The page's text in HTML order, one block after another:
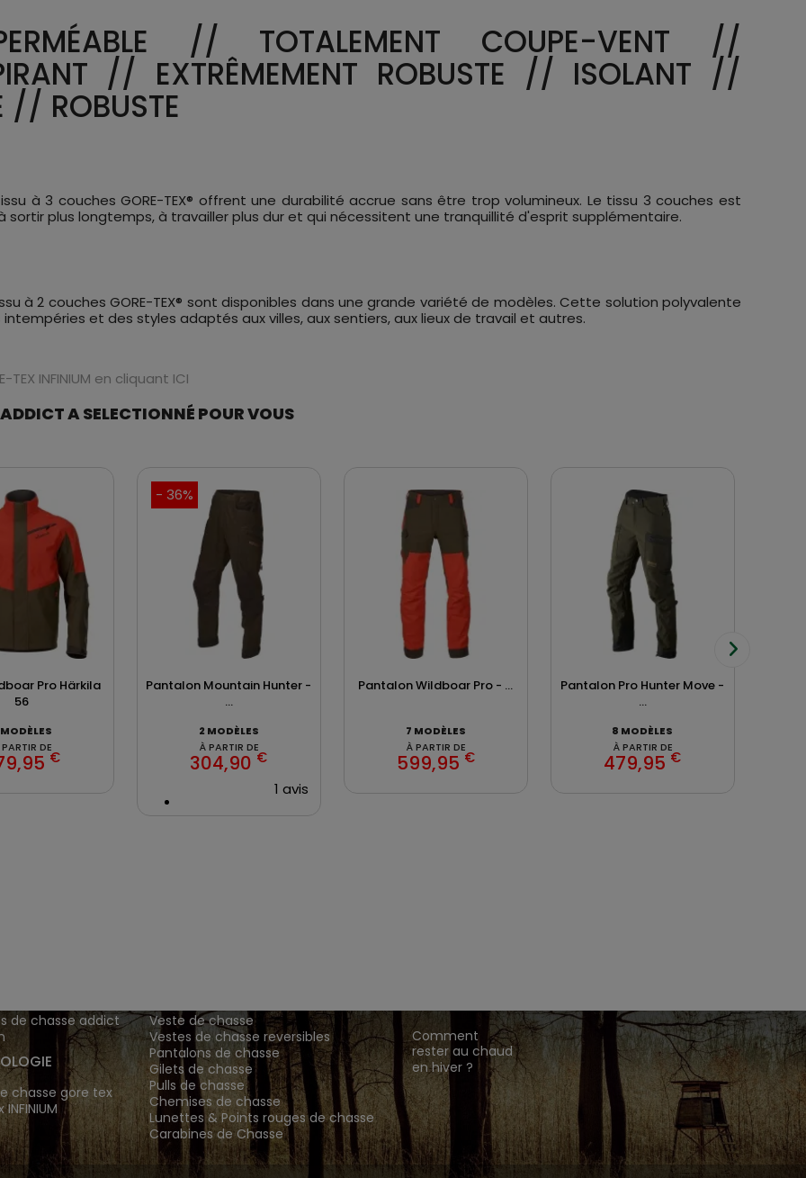
// TOTALEMENT COUPE-VENT //
// EXTRÊMEMENT ROBUSTE // ISOLANT //
// ROBUSTE
à 3 couches GORE-TEX® offrent une durabilité accrue sans être trop volumineux. Le tissu 3 couches est
plus longtemps, à travailler plus dur et qui nécessitent une tranquillité d'esprit supplémentaire.
à 2 couches GORE-TEX® sont disponibles dans une grande variété de modèles. Cette solution polyvalente
et des styles adaptés aux villes, aux sentiers, aux lieux de travail et autres.
TEX INFINIUM en cliquant ICI
A SELECTIONNÉ POUR VOUS
Pro Härkila
56
DE
€
- 36%
Pantalon Mountain Hunter -
...
2 MODÈLES
À PARTIR DE
304,90 €
1 avis
Pantalon Wildboar Pro - ...
7 MODÈLES
À PARTIR DE
599,95 €
Pantalon Pro Hunter Move -
...
8 MODÈLES
À PARTIR DE
479,95 €
de chasse addict
chasse gore tex
Veste de chasse
Vestes de chasse reversibles
Pantalons de chasse
Gilets de chasse
Pulls de chasse
Chemises de chasse
Lunettes & Points rouges de chasse
Carabines de Chasse
Comment
rester au chaud
en hiver ?